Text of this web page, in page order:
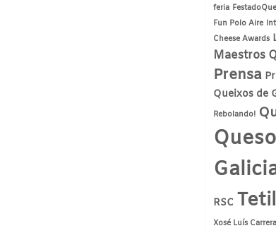
feria
Fun Polo Aire
Cheese Awards
Maestros
Prensa
Queixos de
Rebolando!
RSC
Xosé Luís Carrera